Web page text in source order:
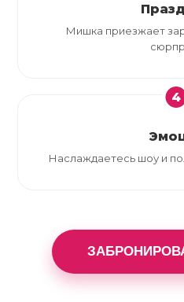
Мишка приезжает
4
Наслаждаетесь шоу и